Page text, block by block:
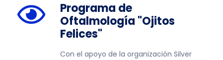
Programa de
Oftalmología "Ojitos
Felices"
Con el apoyo de la organización Silver